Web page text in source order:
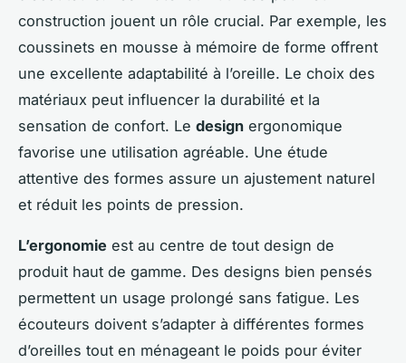
construction jouent un rôle crucial. Par exemple, les
coussinets en mousse à mémoire de forme offrent
une excellente adaptabilité à l’oreille. Le choix des
matériaux peut influencer la durabilité et la
sensation de confort. Le design ergonomique
favorise une utilisation agréable. Une étude
attentive des formes assure un ajustement naturel
et réduit les points de pression.
L’ergonomie est au centre de tout design de
produit haut de gamme. Des designs bien pensés
permettent un usage prolongé sans fatigue. Les
écouteurs doivent s’adapter à différentes formes
d’oreilles tout en ménageant le poids pour éviter